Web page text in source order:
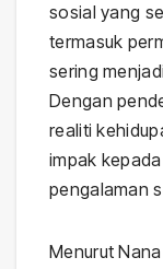
sosial yang
termasuk
sering
Dengan
realiti
impak
pengalaman
Menurut